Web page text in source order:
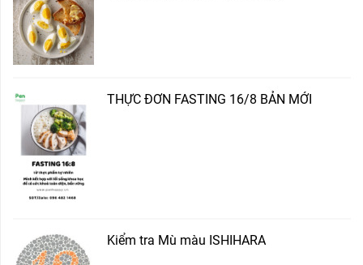
THỰC ĐƠN FASTING 16/8 BẢN MỚI
Kiểm tra Mù màu ISHIHARA